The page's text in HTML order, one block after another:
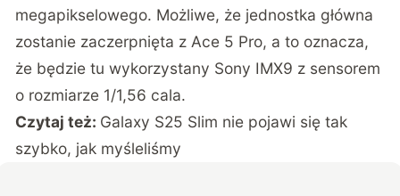
megapikselowego. Możliwe, że jednostka główna
zostanie zaczerpnięta z Ace 5 Pro, a to oznacza,
że będzie tu wykorzystany Sony IMX9 z sensorem
o rozmiarze 1/1,56 cala.
Czytaj też: Galaxy S25 Slim nie pojawi się tak
szybko, jak myśleliśmy